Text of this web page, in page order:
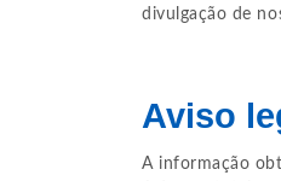
divulgação de
Aviso
A informação